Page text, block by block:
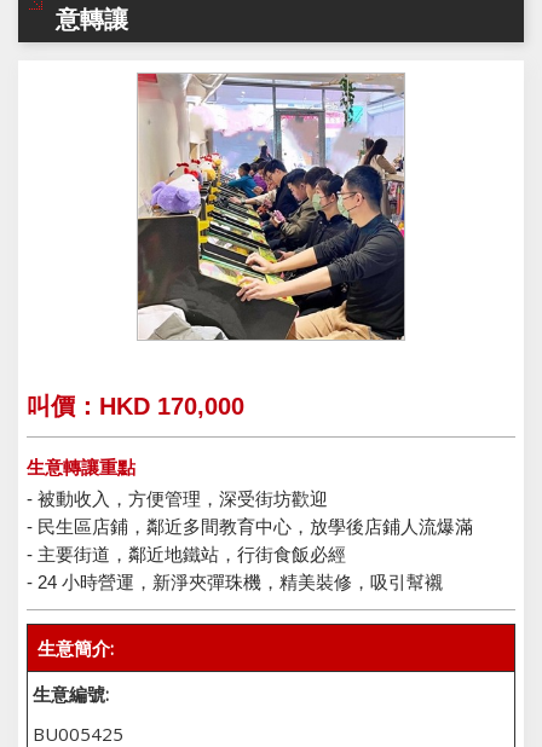
意轉讓
叫價：HKD 170,000
生意轉讓重點
- 被動收入，方便管理，深受街坊歡迎
- 民生區店鋪，鄰近多間教育中心，放學後店鋪人流爆滿
- 主要街道，鄰近地鐵站，行街食飯必經
- 24 小時營運，新淨夾彈珠機，精美裝修，吸引幫襯
生意簡介:
生意編號:
BU005425